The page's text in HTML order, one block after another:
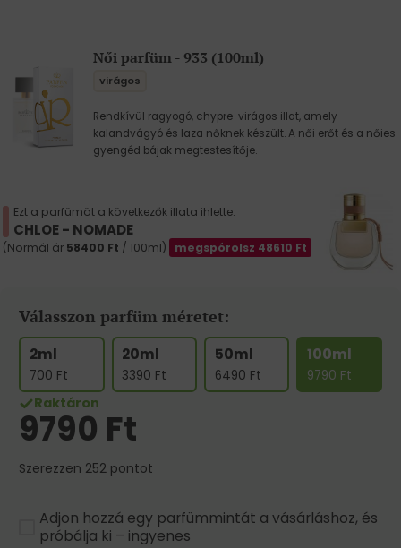
Női parfüm - 933 (100ml)
virágos
Rendkívül ragyogó, chypre-virágos illat, amely
kalandvágyó és laza nőknek készült. A női erőt és a nőies
gyengéd bájak megtestesítője.
Ezt a parfümöt a következők illata ihlette:
CHLOE - NOMADE
(Normál ár 58400 Ft / 100ml) megspórolsz 48610 Ft
Válasszon parfüm méretet:
2ml
700 Ft
20ml
3390 Ft
50ml
6490 Ft
100ml
9790 Ft
Raktáron
9790 Ft
Szerezzen 252 pontot
Adjon hozzá egy parfümmintát a vásárláshoz, és
próbálja ki – ingyenes